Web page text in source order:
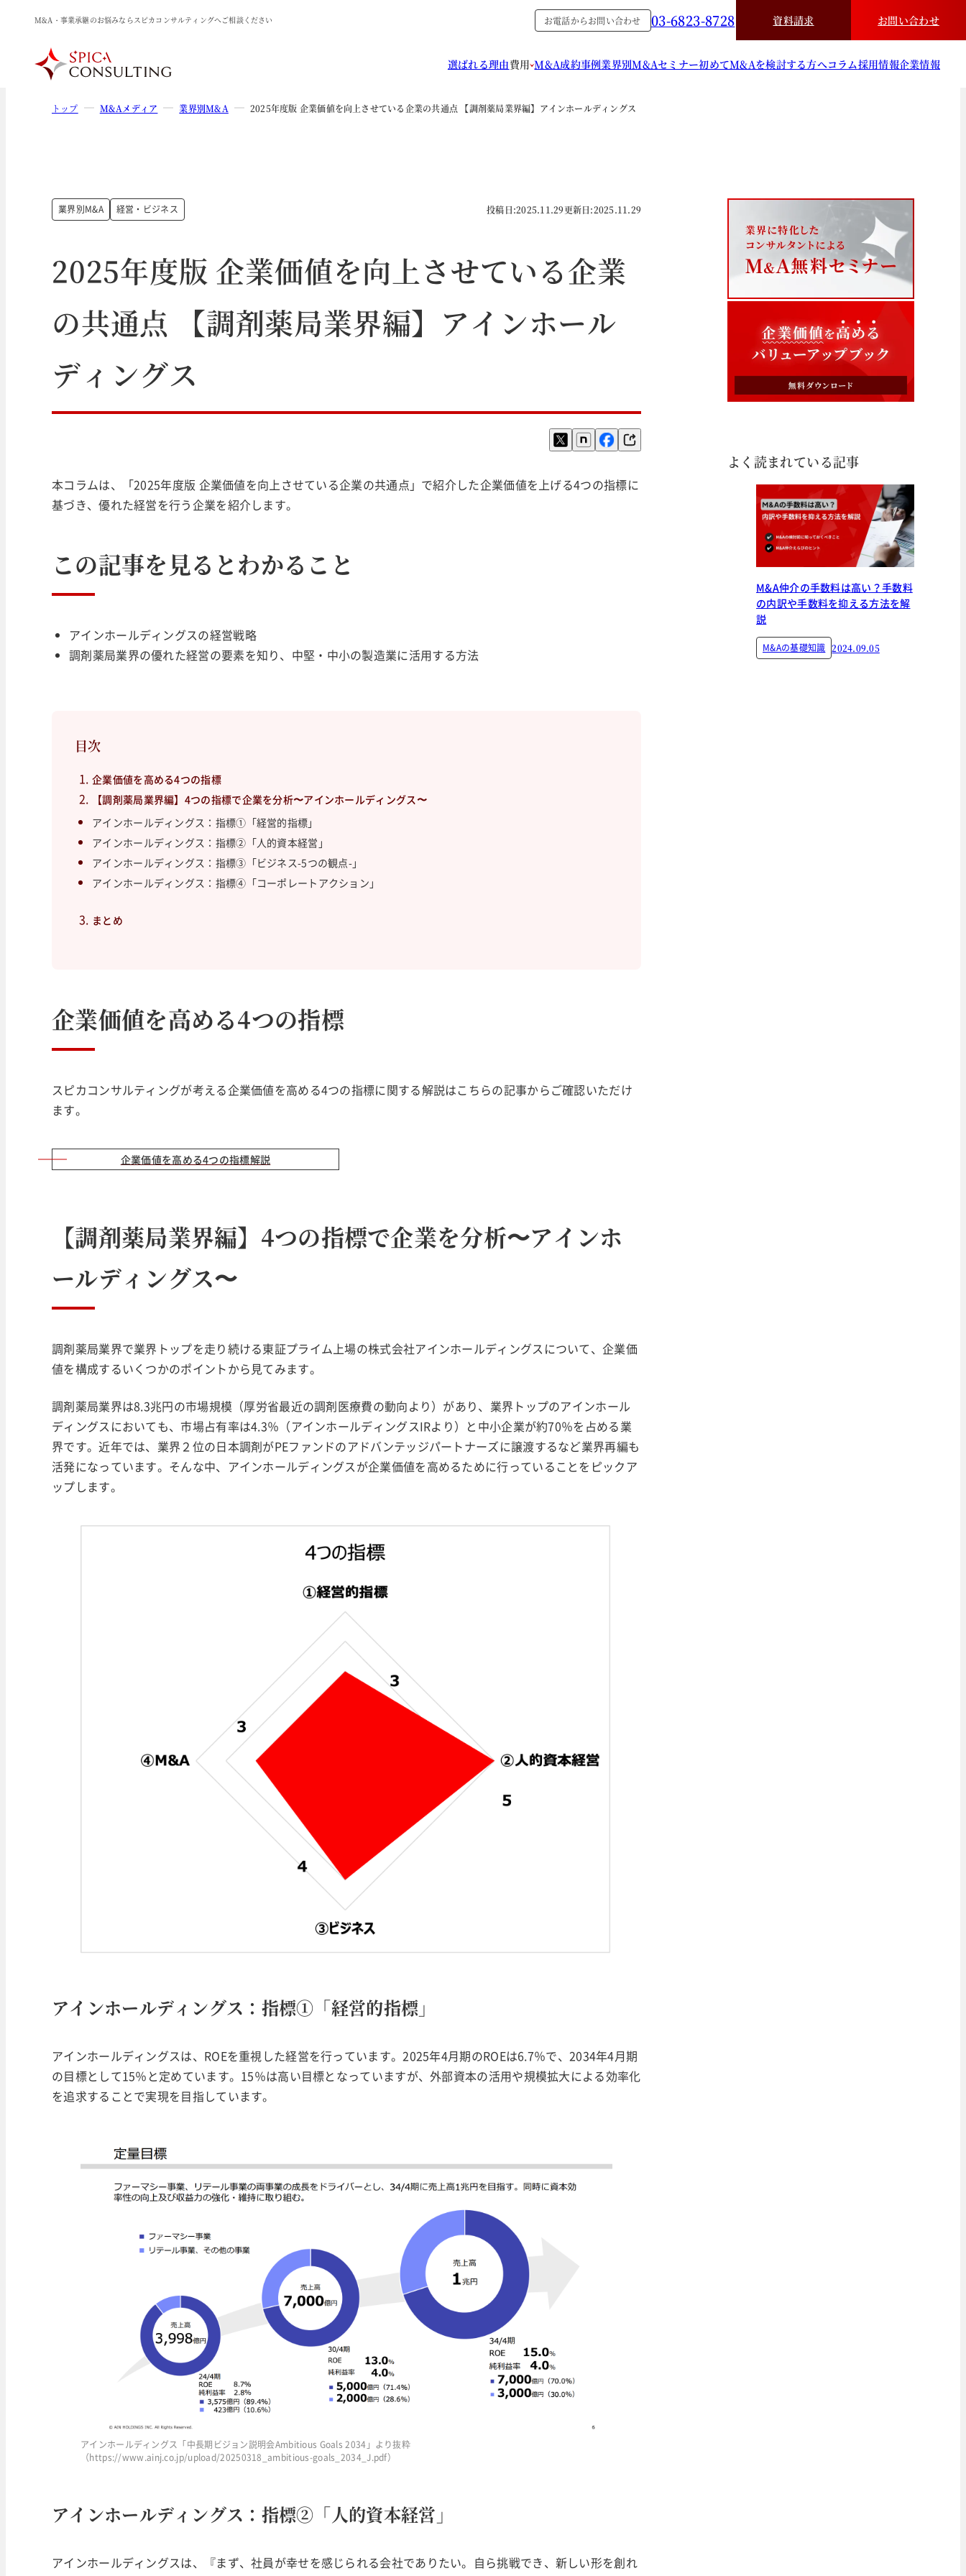
M&A・事業承継のお悩みならスピカコンサルティングへご相談ください お電話からお問い合わせ 03-6823-8728 資料請求 お問い合わせ
選ばれる理由費用 M&A成約事例業界別M&Aセミナー初めてM&Aを検討する方へコラム採用情報企業情報
トップ M&Aメディア 業界別M&A 2025年度版 企業価値を向上させている企業の共通点 【調剤薬局業界編】アインホールディングス
業界別M&A 経営・ビジネス 投稿日:2025.11.29更新日:2025.11.29
2025年度版 企業価値を向上させている企業
の共通点 【調剤薬局業界編】アインホール
ディングス
本コラムは、「2025年度版 企業価値を向上させている企業の共通点」で紹介した企業価値を上げる4つの指標に
基づき、優れた経営を行う企業を紹介します。
この記事を見るとわかること
アインホールディングスの経営戦略
調剤薬局業界の優れた経営の要素を知り、中堅・中小の製造業に活用する方法
目次
企業価値を高める4つの指標
【調剤薬局業界編】4つの指標で企業を分析〜アインホールディングス〜
アインホールディングス：指標①「経営的指標」
アインホールディングス：指標②「人的資本経営」
アインホールディングス：指標③「ビジネス-5つの観点-」
アインホールディングス：指標④「コーポレートアクション」
まとめ
企業価値を高める4つの指標
スピカコンサルティングが考える企業価値を高める4つの指標に関する解説はこちらの記事からご確認いただけ
ます。
企業価値を高める4つの指標解説
【調剤薬局業界編】4つの指標で企業を分析〜アインホ
ールディングス〜
調剤薬局業界で業界トップを走り続ける東証プライム上場の株式会社アインホールディングスについて、企業価
値を構成するいくつかのポイントから見てみます。
調剤薬局業界は8.3兆円の市場規模（厚労省最近の調剤医療費の動向より）があり、業界トップのアインホール
ディングスにおいても、市場占有率は4.3％（アインホールディングスIRより）と中小企業が約70％を占める業
界です。近年では、業界２位の日本調剤がPEファンドのアドバンテッジパートナーズに譲渡するなど業界再編も
活発になっています。そんな中、アインホールディングスが企業価値を高めるために行っていることをピックア
ップします。
アインホールディングス：指標①「経営的指標」
アインホールディングスは、ROEを重視した経営を行っています。2025年4月期のROEは6.7％で、2034年4月期
の目標として15％と定めています。15％は高い目標となっていますが、外部資本の活用や規模拡大による効率化
を追求することで実現を目指しています。
アインホールディングス「中長期ビジョン説明会Ambitious Goals 2034」より抜粋
（https://www.ainj.co.jp/upload/20250318_ambitious-goals_2034_J.pdf）
アインホールディングス：指標②「人的資本経営」
アインホールディングスは、『まず、社員が幸せを感じられる会社でありたい。自ら挑戦でき、新しい形を創れ
よく読まれている記事
M&A仲介の手数料は高い？手数料
の内訳や手数料を抑える方法を解
説
M&Aの基礎知識 2024.09.05